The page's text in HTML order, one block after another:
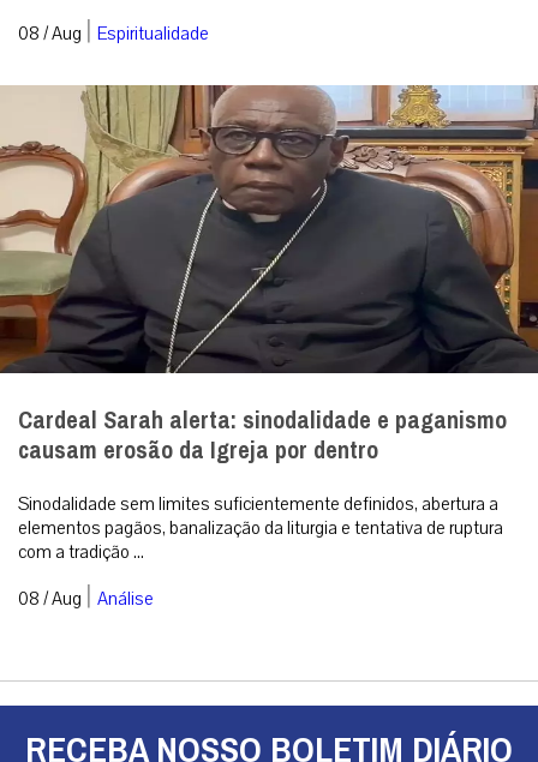
08 / Aug | Espiritualidade
Cardeal Sarah alerta: sinodalidade e paganismo
causam erosão da Igreja por dentro
Sinodalidade sem limites suficientemente definidos, abertura a
elementos pagãos, banalização da liturgia e tentativa de ruptura
com a tradição ...
08 / Aug | Análise